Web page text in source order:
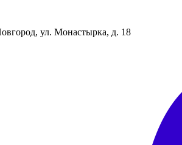
ул. Монастырка, д. 18